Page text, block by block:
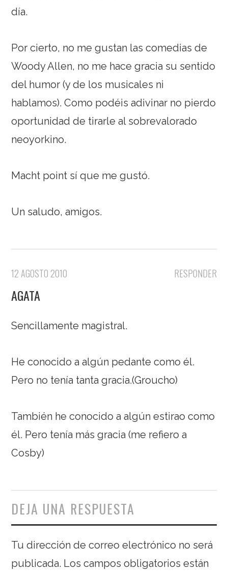
día.
Por cierto, no me gustan las comedias de
Woody Allen, no me hace gracia su sentido
del humor (y de los musicales ni
hablamos). Como podéis adivinar no pierdo
oportunidad de tirarle al sobrevalorado
neoyorkino.
Macht point sí que me gustó.
Un saludo, amigos.
RESPONDER
12 AGOSTO 2010
AGATA
Sencillamente magistral.
He conocido a algún pedante como él.
Pero no tenía tanta gracia.(Groucho)
También he conocido a algún estirao como
él. Pero tenía más gracia (me refiero a
Cosby)
DEJA UNA RESPUESTA
Tu dirección de correo electrónico no será
publicada. Los campos obligatorios están